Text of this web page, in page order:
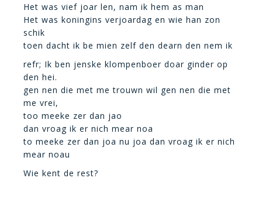
Het was vief joar len, nam ik hem as man
Het was koningins verjoardag en wie han zon
schik
toen dacht ik be mien zelf den dearn den nem ik
refr; Ik ben jenske klompenboer doar ginder op
den hei.
gen nen die met me trouwn wil gen nen die met
me vrei,
too meeke zer dan jao
dan vroag ik er nich mear noa
to meeke zer dan joa nu joa dan vroag ik er nich
mear noau
Wie kent de rest?